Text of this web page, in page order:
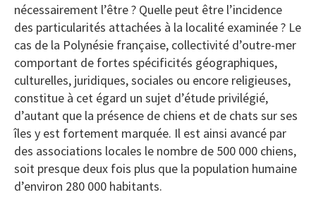
nécessairement l’être ? Quelle peut être l’incidence
des particularités attachées à la localité examinée ? Le
cas de la Polynésie française, collectivité d’outre-mer
comportant de fortes spécificités géographiques,
culturelles, juridiques, sociales ou encore religieuses,
constitue à cet égard un sujet d’étude privilégié,
d’autant que la présence de chiens et de chats sur ses
îles y est fortement marquée. Il est ainsi avancé par
des associations locales le nombre de 500 000 chiens,
soit presque deux fois plus que la population humaine
d’environ 280 000 habitants.